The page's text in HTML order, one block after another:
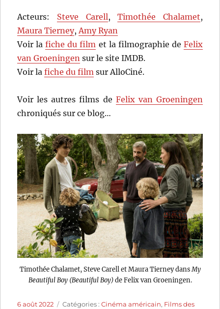
Acteurs: Steve Carell,Timothée Chalamet,
Maura Tierney,Amy Ryan
Voir lafiche du film et la filmographie de Felix
van Groeningen sur le site IMDB.
Voir lafiche du film sur AlloCiné.
Voir les autres films de Felix van Groeningen
chroniqués sur ce blog…
Timothée Chalamet, Steve Carell et Maura Tierney dansMy
Beautiful Boy (Beautiful Boy)de Felix van Groeningen.
Publié
6 août 2022 Catégories
Catégories :Cinéma américain, Films des